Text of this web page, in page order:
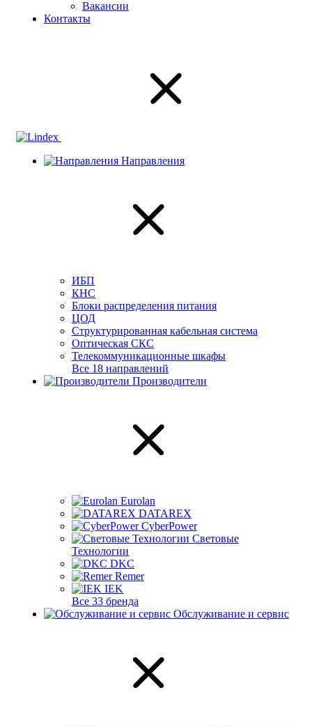
Вакансии
Контакты
Направления
ИБП
КНС
Блоки распределения питания
ЦОД
Структурированная кабельная система
Оптическая СКС
Телекоммуникационные шкафы
Все 18 направлений
Производители
Eurolan
DATAREX
CyberPower
Световые
Технологии
DKC
Remer
IEK
Все 33 бренда
Обслуживание и сервис